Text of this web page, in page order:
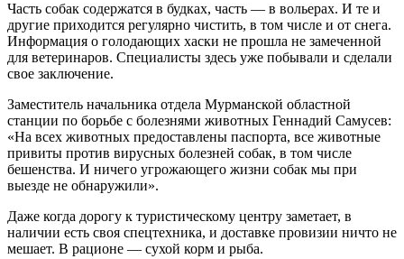
Часть собак содержатся в будках, часть — в вольерах. И те и
другие приходится регулярно чистить, в том числе и от снега.
Информация о голодающих хаски не прошла не замеченной
для ветеринаров. Специалисты здесь уже побывали и сделали
свое заключение.
Заместитель начальника отдела Мурманской областной
станции по борьбе с болезнями животных Геннадий Самусев:
«На всех животных предоставлены паспорта, все животные
привиты против вирусных болезней собак, в том числе
бешенства. И ничего угрожающего жизни собак мы при
выезде не обнаружили».
Даже когда дорогу к туристическому центру заметает, в
наличии есть своя спецтехника, и доставке провизии ничто не
мешает. В рационе — сухой корм и рыба.